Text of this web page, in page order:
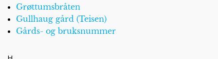
Grøttumsbråten
Gullhaug gård (Teisen)
Gårds- og bruksnummer